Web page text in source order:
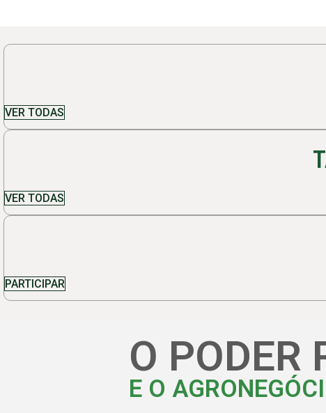
VER TODAS
VER TODAS
PARTICIPAR
O PODER
E O